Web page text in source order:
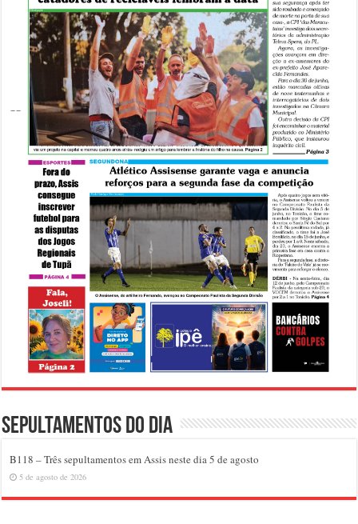
Sepultamentos do dia
B118 – Três sepultamentos em Assis neste dia 5 de agosto
5 de agosto de 2026